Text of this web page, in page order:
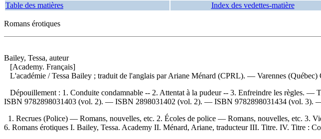
Table des matières Index des vedettes-matière
Romans érotiques
Bailey, Tessa, auteur
[Academy. Français]
L'académie / Tessa Bailey ; traduit de l'anglais par Ariane Ménard (CPRL). — Varennes
Dépouillement : 1. Conduite condamnable -- 2. Attentat à la pudeur -- 3. Enfreindre les règles. —
ISBN 9782898031403 (vol. 2). — ISBN 2898031402 (vol. 2). — ISBN 9782898031434 (vol. 3).
1. Recrues (Police) — Romans, nouvelles, etc. 2. Écoles de police — Romans, nouvelles, etc. 3.
6. Romans érotiques I. Bailey, Tessa. Academy II. Ménard, Ariane, traducteur III. Titre. IV. Titre :